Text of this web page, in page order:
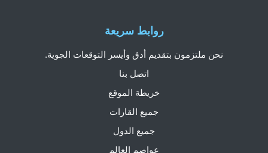
روابط سريعة
نحن ملتزمون بتقديم أدق وأيسر التوقعات الجوية.
اتصل بنا
خريطة الموقع
جميع القارات
جميع الدول
عواصم العالم